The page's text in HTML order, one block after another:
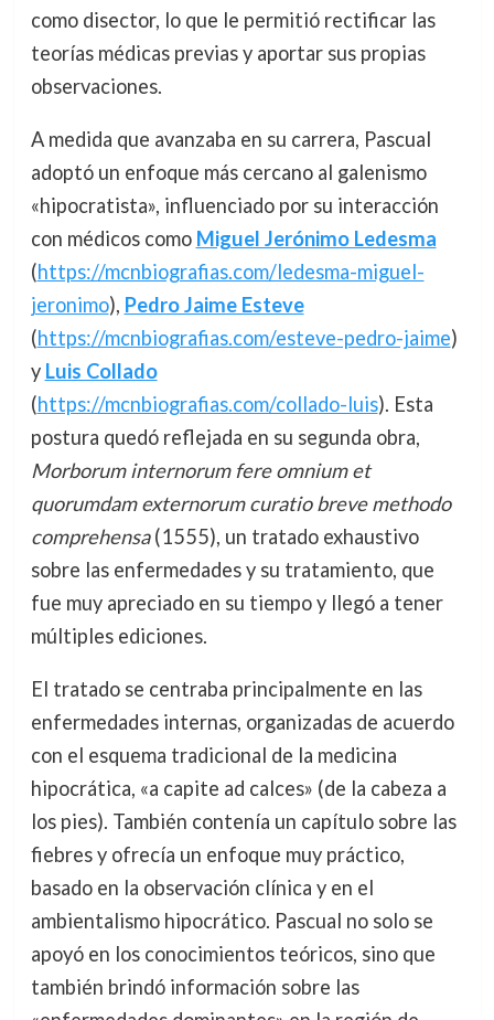
como disector, lo que le permitió rectificar las
teorías médicas previas y aportar sus propias
observaciones.
A medida que avanzaba en su carrera, Pascual
adoptó un enfoque más cercano al galenismo
«hipocratista», influenciado por su interacción
con médicos como Miguel Jerónimo Ledesma
(https://mcnbiografias.com/ledesma-miguel-
jeronimo), Pedro Jaime Esteve
(https://mcnbiografias.com/esteve-pedro-jaime)
y Luis Collado
(https://mcnbiografias.com/collado-luis). Esta
postura quedó reflejada en su segunda obra,
Morborum internorum fere omnium et
quorumdam externorum curatio breve methodo
comprehensa(1555), un tratado exhaustivo
sobre las enfermedades y su tratamiento, que
fue muy apreciado en su tiempo y llegó a tener
múltiples ediciones.
El tratado se centraba principalmente en las
enfermedades internas, organizadas de acuerdo
con el esquema tradicional de la medicina
hipocrática, «a capite ad calces» (de la cabeza a
los pies). También contenía un capítulo sobre las
fiebres y ofrecía un enfoque muy práctico,
basado en la observación clínica y en el
ambientalismo hipocrático. Pascual no solo se
apoyó en los conocimientos teóricos, sino que
también brindó información sobre las